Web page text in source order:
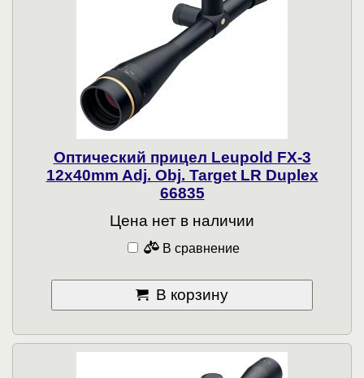
Оптический прицел Leupold FX-3
12x40mm Adj. Obj. Target LR Duplex
66835
Цена нет в наличии
В сравнение
В корзину